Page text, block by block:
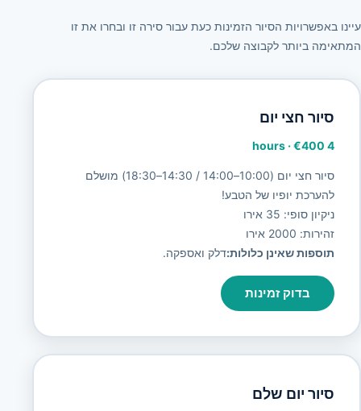
עיינו באפשרויות הסיור הזמינות כעת עבור סירה זו ובחרו את זו
המתאימה ביותר לקבוצה שלכם.
סיור חצי יום
4 hours
·€400
סיור חצי יום (10:00–14:00 / 14:30–18:30) מושלם
להערכת יופיו של הטבע!
ניקיון סופי: 35 אירו
זהירות: 2000 אירו
תוספות שאינן כלולות:דלק ואספקה.
בדוק זמינות
סיור יום שלם